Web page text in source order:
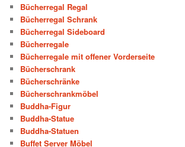
Bücherregal Regal
Bücherregal Schrank
Bücherregal Sideboard
Bücherregale
Bücherregale mit offener Vorderseite
Bücherschrank
Bücherschränke
Bücherschrankmöbel
Buddha-Figur
Buddha-Statue
Buddha-Statuen
Buffet Server Möbel